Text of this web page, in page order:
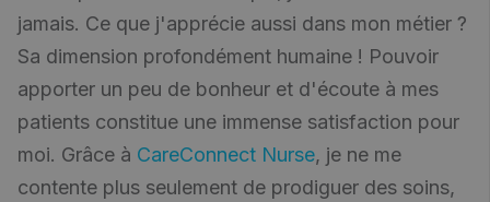
jamais. Ce que j'apprécie aussi dans mon métier ?
Sa dimension profondément humaine ! Pouvoir
apporter un peu de bonheur et d'écoute à mes
patients constitue une immense satisfaction pour
moi. Grâce à CareConnect Nurse, je ne me
contente plus seulement de prodiguer des soins,